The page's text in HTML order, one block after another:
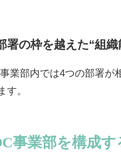
署の枠を越えた“組
業部内では4つの部署が
す。
事業部を構成す